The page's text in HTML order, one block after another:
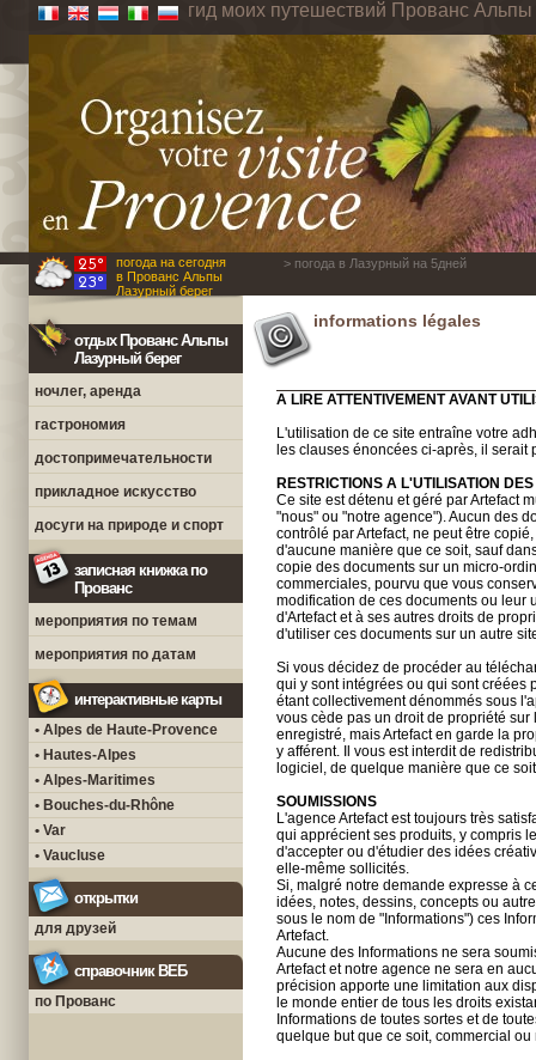
гид моих путешествий Прованс
погода на сегодня
в Прованс Альпы
Лазурный берег
> погода в Лазурный на 5дней
отдых Прованс Альпы
Лазурный берег
ночлег, аренда
гастрономия
достопримечательности
прикладное искусство
досуги на природе и спорт
записная книжка по
Прованс
мероприятия по темам
мероприятия по датам
интерактивные карты
• Alpes de Haute-Provence
• Hautes-Alpes
• Alpes-Maritimes
• Bouches-du-Rhône
• Var
• Vaucluse
открытки
для друзей
справочник ВЕБ
по Прованс
informations légales
A LIRE ATTENTIVEMENT AVANT
L'utilisation de ce site entraîne votre
les clauses énoncées ci-après, il
RESTRICTIONS A L'UTILISATION
Ce site est détenu et géré par Artefact
"nous" ou "notre agence"). Aucun des
contrôlé par Artefact, ne peut être
d'aucune manière que ce soit, sauf
copie des documents sur un micro-
commerciales, pourvu que vous
modification de ces documents ou leur
d'Artefact et à ses autres droits de
d'utiliser ces documents sur un autre
Si vous décidez de procéder au
qui y sont intégrées ou qui sont créées
étant collectivement dénommés sous
vous cède pas un droit de propriété
enregistré, mais Artefact en garde la
y afférent. Il vous est interdit de
logiciel, de quelque manière que ce
SOUMISSIONS
L'agence Artefact est toujours très
qui apprécient ses produits, y compris
d'accepter ou d'étudier des idées
elle-même sollicités.
Si, malgré notre demande expresse à
idées, notes, dessins, concepts ou
sous le nom de "Informations") ces
Artefact.
Aucune des Informations ne sera
Artefact et notre agence ne sera en
précision apporte une limitation aux
le monde entier de tous les droits
Informations de toutes sortes et de
quelque but que ce soit, commercial